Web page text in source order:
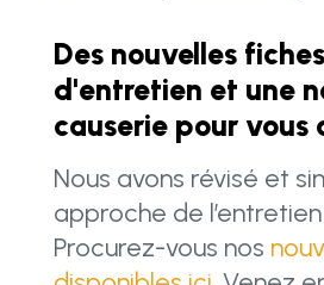
Des nouvelles fiches
d'entretien et une
causerie pour vous
Nous avons révisé et
approche de
Procurez-vous nos